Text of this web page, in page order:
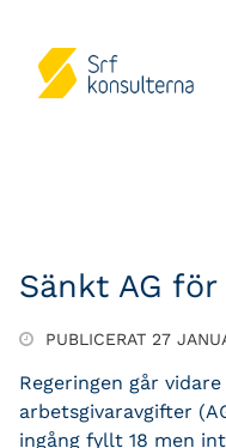
Sänkt AG för
PUBLICERAT 27
Regeringen går
arbetsgivaravgifter
ingång fyllt 18 men